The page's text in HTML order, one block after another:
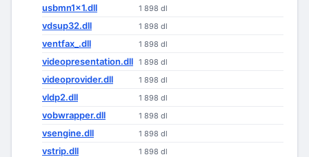
usbmn1x1.dll 1 898 dl
vdsup32.dll 1 898 dl
ventfax_.dll 1 898 dl
videopresentation.dll 1 898 dl
videoprovider.dll 1 898 dl
vldp2.dll 1 898 dl
vobwrapper.dll 1 898 dl
vsengine.dll 1 898 dl
vstrip.dll 1 898 dl